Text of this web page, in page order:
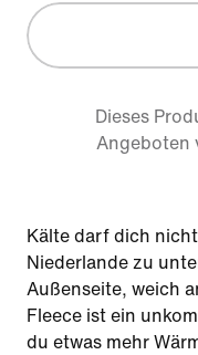
Dieses
Angeboten
Kälte darf dich
Niederlande zu
Außenseite, weich
Fleece ist ein
du etwas mehr